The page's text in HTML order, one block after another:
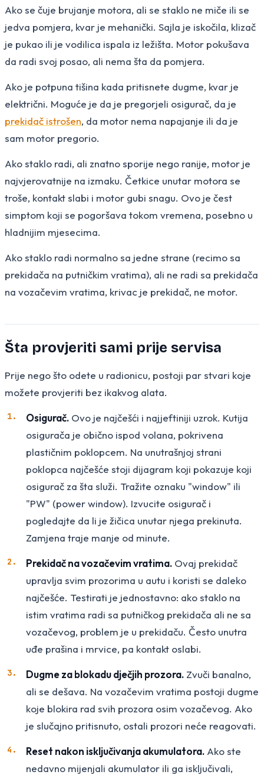
Ako se čuje brujanje motora, ali se staklo ne miče ili se
jedva pomjera, kvar je mehanički. Sajla je iskočila, klizač
je pukao ili je vodilica ispala iz ležišta. Motor pokušava
da radi svoj posao, ali nema šta da pomjera.
Ako je potpuna tišina kada pritisnete dugme, kvar je
električni. Moguće je da je pregorjeli osigurač, da je
prekidač istrošen, da motor nema napajanje ili da je
sam motor pregorio.
Ako staklo radi, ali znatno sporije nego ranije, motor je
najvjerovatnije na izmaku. Četkice unutar motora se
troše, kontakt slabi i motor gubi snagu. Ovo je čest
simptom koji se pogoršava tokom vremena, posebno u
hladnijim mjesecima.
Ako staklo radi normalno sa jedne strane (recimo sa
prekidača na putničkim vratima), ali ne radi sa prekidača
na vozačevim vratima, krivac je prekidač, ne motor.
Šta provjeriti sami prije servisa
Prije nego što odete u radionicu, postoji par stvari koje
možete provjeriti bez ikakvog alata.
Osigurač. Ovo je najčešći i najjeftiniji uzrok. Kutija
osigurača je obično ispod volana, pokrivena
plastičnim poklopcem. Na unutrašnjoj strani
poklopca najčešće stoji dijagram koji pokazuje koji
osigurač za šta služi. Tražite oznaku "window" ili
"PW" (power window). Izvucite osigurač i
pogledajte da li je žičica unutar njega prekinuta.
Zamjena traje manje od minute.
Prekidač na vozačevim vratima. Ovaj prekidač
upravlja svim prozorima u autu i koristi se daleko
najčešće. Testirati je jednostavno: ako staklo na
istim vratima radi sa putničkog prekidača ali ne sa
vozačevog, problem je u prekidaču. Često unutra
uđe prašina i mrvice, pa kontakt oslabi.
Dugme za blokadu dječjih prozora. Zvuči banalno,
ali se dešava. Na vozačevim vratima postoji dugme
koje blokira rad svih prozora osim vozačevog. Ako
je slučajno pritisnuto, ostali prozori neće reagovati.
Reset nakon isključivanja akumulatora. Ako ste
nedavno mijenjali akumulator ili ga isključivali,